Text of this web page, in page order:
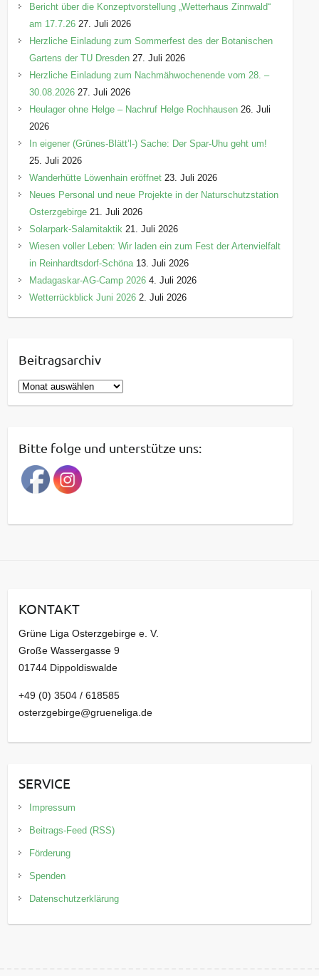
Bericht über die Konzeptvorstellung „Wetterhaus Zinnwald“
am 17.7.26 27. Juli 2026
Herzliche Einladung zum Sommerfest des der Botanischen
Gartens der TU Dresden 27. Juli 2026
Herzliche Einladung zum Nachmähwochenende vom 28. –
30.08.2026 27. Juli 2026
Heulager ohne Helge – Nachruf Helge Rochhausen 26. Juli
2026
In eigener (Grünes-Blätt’l-) Sache: Der Spar-Uhu geht um!
25. Juli 2026
Wanderhütte Löwenhain eröffnet 23. Juli 2026
Neues Personal und neue Projekte in der Naturschutzstation
Osterzgebirge 21. Juli 2026
Solarpark-Salamitaktik 21. Juli 2026
Wiesen voller Leben: Wir laden ein zum Fest der Artenvielfalt
in Reinhardtsdorf-Schöna 13. Juli 2026
Madagaskar-AG-Camp 2026 4. Juli 2026
Wetterrückblick Juni 2026 2. Juli 2026
Beitragsarchiv
B
e
r
a
g
a
v
Bitte folge und unterstütze uns:
KONTAKT
Grüne Liga Osterzgebirge e. V.
Große Wassergasse 9
01744 Dippoldiswalde
+49 (0) 3504 / 618585
osterzgebirge@grueneliga.de
SERVICE
Impressum
Beitrags-Feed (RSS)
Förderung
Spenden
Datenschutzerklärung